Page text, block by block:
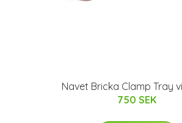
Navet Bricka Clamp Tray
750 SEK